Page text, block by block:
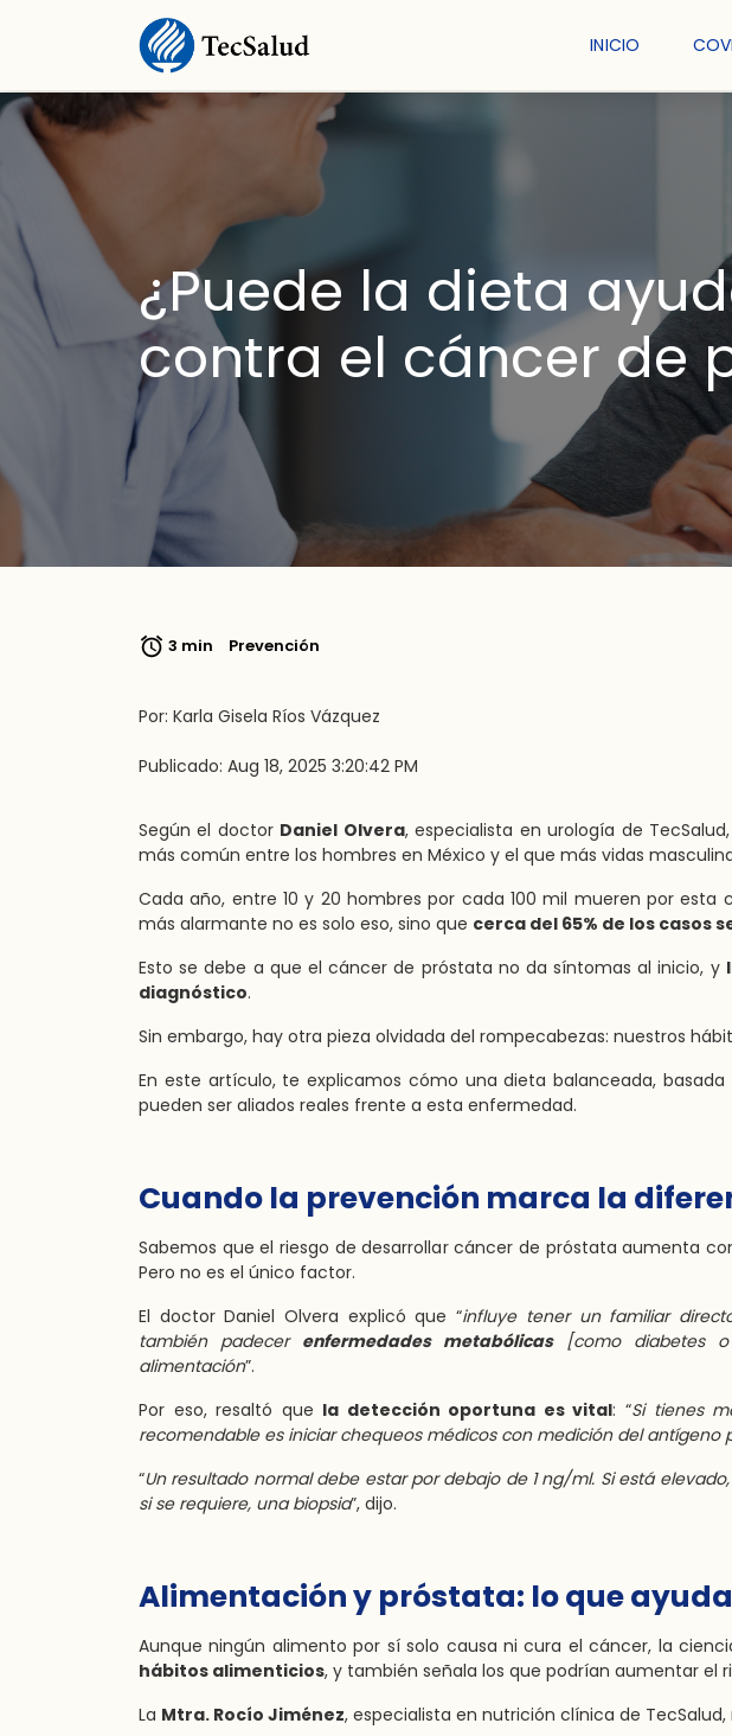
INICIO
¿Puede la dieta
contra el cáncer de
3 min Prevención
Por: Karla Gisela Ríos Vázquez
Publicado: Aug 18, 2025 3:20:42 PM
Según el doctor Daniel Olvera, especialista en urología de
más común entre los hombres en México y el que más vidas
Cada año, entre 10 y 20 hombres por cada 100 mil mueren por esta
más alarmante no es solo eso, sino que cerca del 65% de los casos
Esto se debe a que el cáncer de próstata no da síntomas al inicio, y
diagnóstico.
Sin embargo, hay otra pieza olvidada del rompecabezas: nuestros
En este artículo, te explicamos cómo una dieta balanceada,
pueden ser aliados reales frente a esta enfermedad.
Cuando la prevención marca la
Sabemos que el riesgo de desarrollar cáncer de próstata aumenta
Pero no es el único factor.
El doctor Daniel Olvera explicó que “influye tener un familiar
también padecer enfermedades metabólicas[como diabetes o
alimentación”.
Por eso, resaltó que la detección oportuna es vital: “Si tienes
recomendable es iniciar chequeos médicos con medición del antígeno
“Un resultado normal debe estar por debajo de 1 ng/ml. Si está
si se requiere, una biopsia”, dijo.
Alimentación y próstata: lo que
Aunque ningún alimento por sí solo causa ni cura el cáncer, la
hábitos alimenticios, y también señala los que podrían aumentar el
La Mtra. Rocío Jiménez, especialista en nutrición clínica de TecSalud,